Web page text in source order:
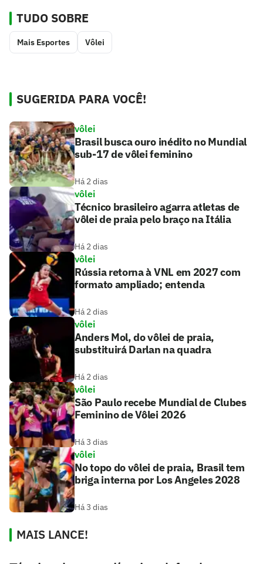
TUDO SOBRE
Mais Esportes Vôlei
SUGERIDA PARA VOCÊ!
vôlei
Brasil busca ouro inédito no Mundial
sub-17 de vôlei feminino
Há 2 dias
vôlei
Técnico brasileiro agarra atletas de
vôlei de praia pelo braço na Itália
Há 2 dias
vôlei
Rússia retorna à VNL em 2027 com
formato ampliado; entenda
Há 2 dias
vôlei
Anders Mol, do vôlei de praia,
substituirá Darlan na quadra
Há 2 dias
vôlei
São Paulo recebe Mundial de Clubes
Feminino de Vôlei 2026
Há 3 dias
vôlei
No topo do vôlei de praia, Brasil tem
briga interna por Los Angeles 2028
Há 3 dias
MAIS LANCE!